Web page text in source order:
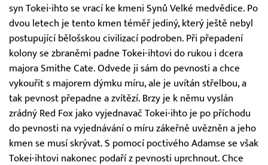
syn Tokei-ihto se vrací ke kmeni Synů Velké medvědice. Po
dvou letech je tento kmen téměř jediný, který ještě nebyl
postupující bělošskou civilizací podroben. Při přepadení
kolony se zbraněmi padne Tokei-ihtovi do rukou i dcera
majora Smithe Cate. Odvede ji sám do pevnosti a chce
vykouřit s majorem dýmku míru, ale je uvítán střelbou, a
tak pevnost přepadne a zvítězí. Brzy je k němu vyslán
zrádný Red Fox jako vyjednavač Tokei-ihto je po příchodu
do pevnosti na vyjednávání o míru zákeřně uvězněn a jeho
kmen se musí skrývat. S pomocí poctivého Adamse se však
Tokei-ihtovi nakonec podaří z pevnosti uprchnout. Chce